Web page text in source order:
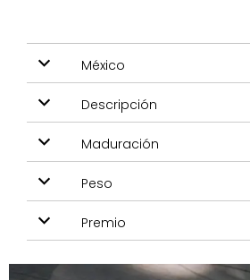
México
Descripción
Maduración
Peso
Premio